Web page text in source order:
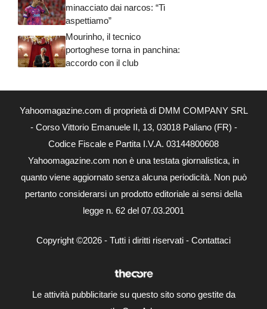
minacciato dai narcos: “Ti
aspettiamo”
Mourinho, il tecnico
portoghese torna in panchina:
accordo con il club
Yahoomagazine.com di proprietà di DMM COMPANY SRL
- Corso Vittorio Emanuele II, 13, 03018 Paliano (FR) -
Codice Fiscale e Partita I.V.A. 03144800608
Yahoomagazine.com non è una testata giornalistica, in
quanto viene aggiornato senza alcuna periodicità. Non può
pertanto considerarsi un prodotto editoriale ai sensi della
legge n. 62 del 07.03.2001
Copyright ©2026 - Tutti i diritti riservati - Contattaci
Le attività pubblicitarie su questo sito sono gestite da